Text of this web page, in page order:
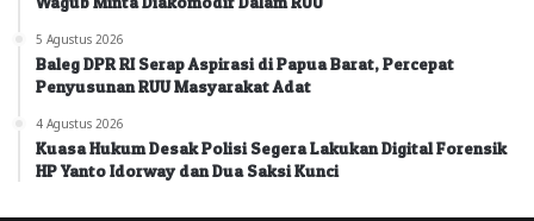
5 Agustus 2026
Baleg DPR RI Serap Aspirasi di Papua Barat, Percepat
Penyusunan RUU Masyarakat Adat
4 Agustus 2026
Kuasa Hukum Desak Polisi Segera Lakukan Digital Forensik
HP Yanto Idorway dan Dua Saksi Kunci